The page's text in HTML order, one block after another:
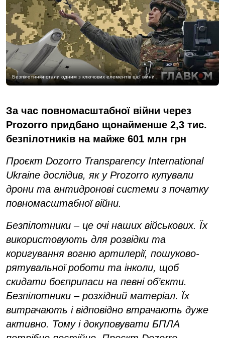
Безпілотники стали одним з ключових елементів цієї війни
За час повномасштабної війни через
Prozorro придбано щонайменше 2,3 тис.
безпілотників на майже 601 млн грн
Проєкт Dozorro Transparency International
Ukraine дослідив, як у Prozorro купували
дрони та антидронові системи з початку
повномасштабної війни.
Безпілотники – це очі наших військових. Їх
використовують для розвідки та
коригування вогню артилерії, пошуково-
рятувальної роботи та інколи, щоб
скидати боєприпаси на певні об’єкти.
Безпілотники – розхідний матеріал. Їх
витрачають і відповідно втрачають дуже
активно. Тому і докуповувати БПЛА